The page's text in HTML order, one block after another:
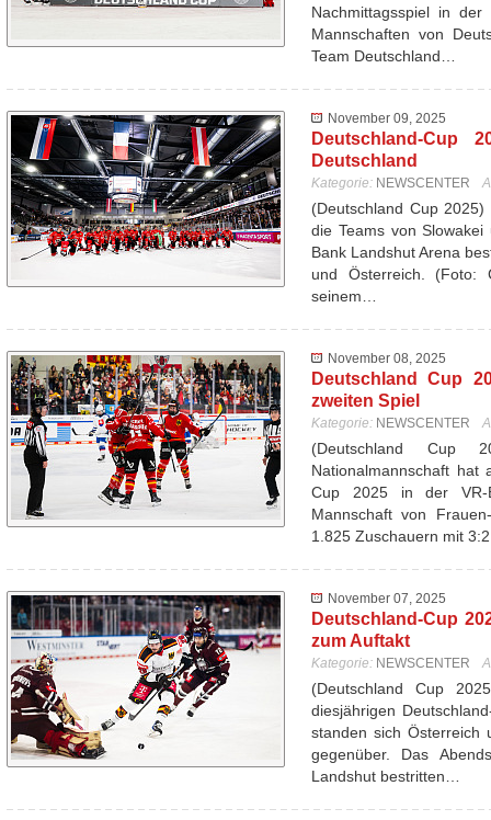
Nachmittagsspiel in
Mannschaften von
Team Deutschland…
November 09, 2025
Deutschland-Cup
Deutschland
Kategorie: NEWSCENTER
(Deutschland Cup
die Teams von
Bank Landshut Arena
und Österreich. (Foto:
seinem…
November 08, 2025
Deutschland Cup
zweiten Spiel
Kategorie: NEWSCENTER
(Deutschland Cup
Nationalmannschaft hat
Cup 2025 in der VR-
Mannschaft von
1.825 Zuschauern mit
November 07, 2025
Deutschland-Cup
zum Auftakt
Kategorie: NEWSCENTER
(Deutschland Cup
diesjährigen
standen sich Österreich
gegenüber. Das
Landshut bestritten…